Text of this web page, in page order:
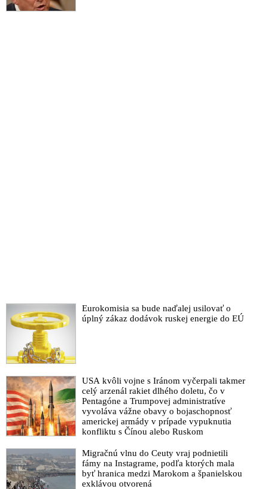
Eurokomisia sa bude naďalej usilovať o
úplný zákaz dodávok ruskej energie do EÚ
USA kvôli vojne s Iránom vyčerpali takmer
celý arzenál rakiet dlhého doletu, čo v
Pentagóne a Trumpovej administratíve
vyvoláva vážne obavy o bojaschopnosť
americkej armády v prípade vypuknutia
konfliktu s Čínou alebo Ruskom
Migračnú vlnu do Ceuty vraj podnietili
fámy na Instagrame, podľa ktorých mala
byť hranica medzi Marokom a španielskou
exklávou otvorená